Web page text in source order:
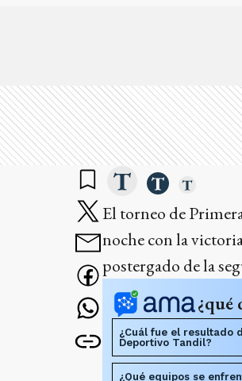
El torneo de
noche con la
postergado de la
¿qué
¿Cuál fue el resultado
Deportivo Tandil?
¿Qué equipos se